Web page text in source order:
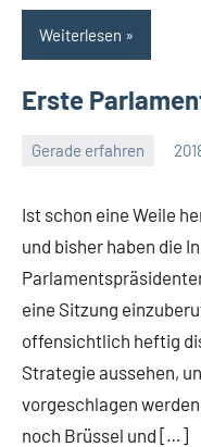
Weiterlesen
Erste
Gerade erfahren
Ist schon eine Weile
und bisher haben die
eine Sitzung
offensichtlich heftig
Strategie aussehen,
vorgeschlagen
noch Brüssel und […]